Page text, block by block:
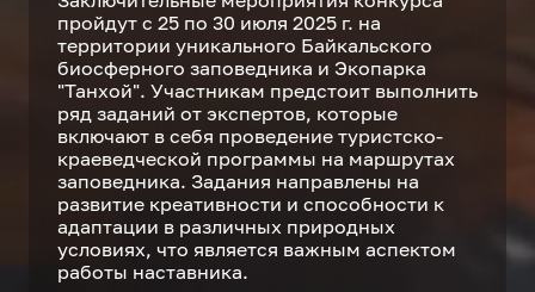
пройдут с 25 по 30 июля 2025 г. на
территории уникального Байкальского
биосферного заповедника и Экопарка
"Танхой". Участникам предстоит выполнить
ряд заданий от экспертов, которые
включают в себя проведение туристско-
краеведческой программы на маршрутах
заповедника. Задания направлены на
развитие креативности и способности к
адаптации в различных природных
условиях, что является важным аспектом
работы наставника.